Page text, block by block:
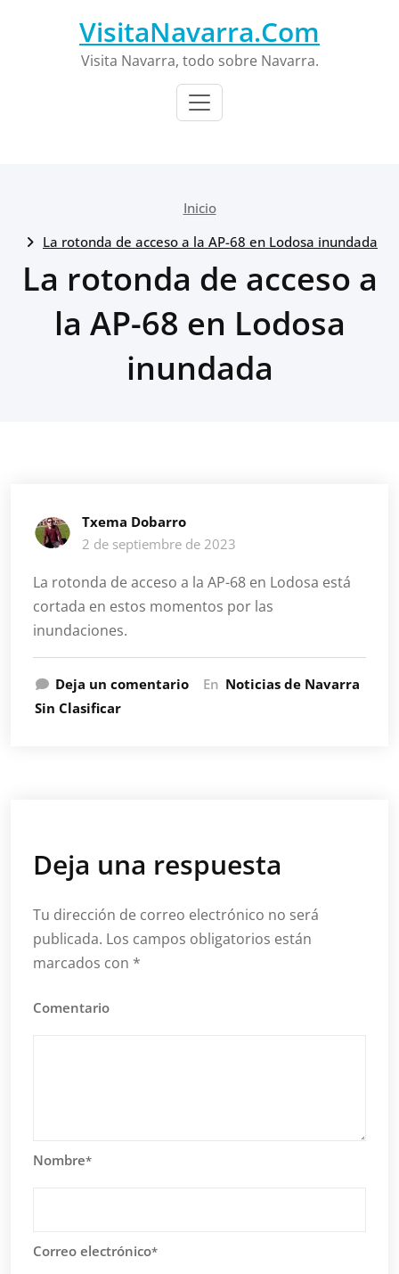
VisitaNavarra.Com
Visita Navarra, todo sobre Navarra.
Inicio
La rotonda de acceso a la AP-68 en Lodosa inundada
La rotonda de acceso a
la AP-68 en Lodosa
inundada
Txema Dobarro
2 de septiembre de 2023
La rotonda de acceso a la AP-68 en Lodosa está
cortada en estos momentos por las
inundaciones.
Deja un comentario En Noticias de Navarra
Sin Clasificar
Deja una respuesta
Tu dirección de correo electrónico no será
publicada. Los campos obligatorios están
marcados con *
Comentario
Nombre*
Correo electrónico*